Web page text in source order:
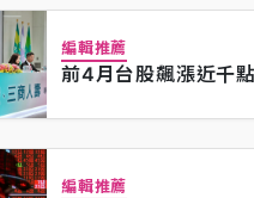
編輯推薦
前4月台股飆漲近千
編輯推薦